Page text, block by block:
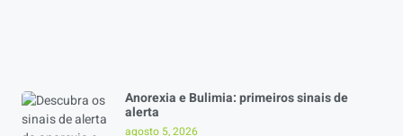
Anorexia e Bulimia: primeiros sinais de
alerta
agosto 5, 2026